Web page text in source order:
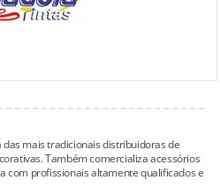
mais tradicionais distribuidoras de
Também comercializa acessórios
com profissionais altamente qualificados e